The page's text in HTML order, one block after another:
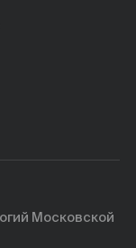
Московской